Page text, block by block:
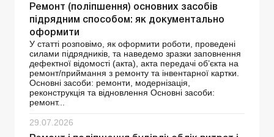
Ремонт (поліпшення) основних засобів
підрядним способом: як документально
оформити
У статті розповімо, як оформити роботи, проведені
силами підрядників, та наведемо зразки заповнення
дефектної відомості (акта), акта передачі об’єкта на
ремонт/приймання з ремонту та інвентарної картки.
Основні засоби: ремонти, модернізація,
реконструкція та відновлення Основні засоби:
ремонт...
29.07.2026